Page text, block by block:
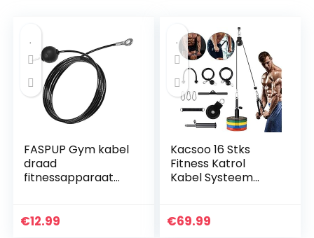
FASPUP Gym kabel
draad
fitnessapparaat
kabel fitness home
€12.99
Kacsoo 16 Stks
Fitness Katrol
Kabel Systeem
Apparatuur,
€69.99